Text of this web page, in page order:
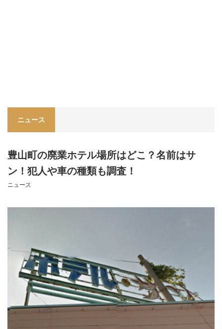
ニュース
豊山町の廃業ホテル場所はどこ？名前はサ
ン！犯人や車の種類も調査！
ニュース